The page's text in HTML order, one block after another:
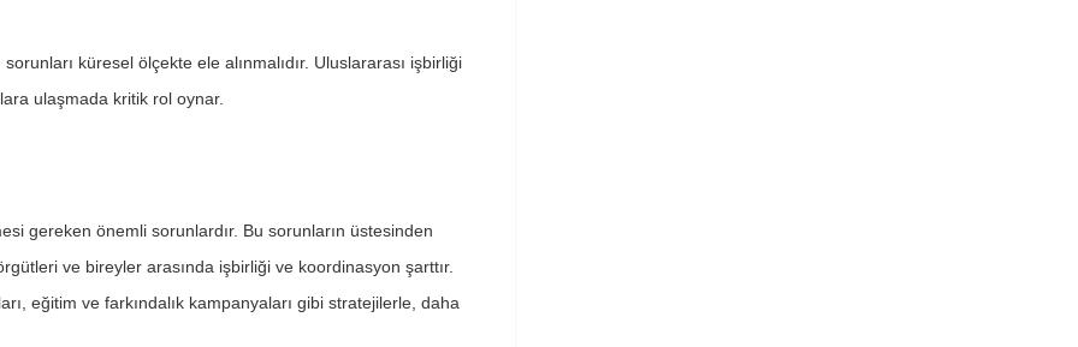
küresel ölçekte ele alınmalıdır. Uluslararası işbirliği
ulaşmada kritik rol oynar.
gereken önemli sorunlardır. Bu sorunların üstesinden
ve bireyler arasında işbirliği ve koordinasyon şarttır.
eğitim ve farkındalık kampanyaları gibi stratejilerle, daha